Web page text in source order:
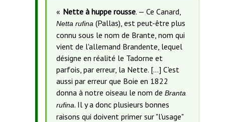
Nette à huppe rousse. — Ce Canard,
Netta rufina (Pallas), est peut-être plus
connu sous le nom de Brante, nom qui
vient de l'allemand Brandente, lequel
désigne en réalité le Tadorne et
parfois, par erreur, la Nette. […] C'est
aussi par erreur que Boie en 1822
donna à notre oiseau le nom de Branta
rufina. Il y a donc plusieurs bonnes
raisons qui doivent primer sur "l'usage"